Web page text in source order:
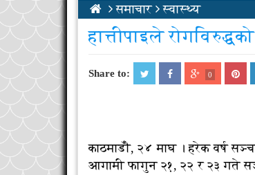
समाचार स्वास्थ्य
हात्तीपाइले
Share to: 0
काठमाडौँ, २४ माघ । हरेक वर्ष
आगामी फागुन २१, २२ र २३ गते